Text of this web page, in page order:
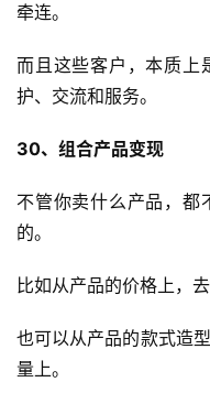
牵连。
而且这些客户，本质上
护、交流和服务。
30、组合产品变现
不管你卖什么产品，都
的。
比如从产品的价格上，去
也可以从产品的款式造
量上。